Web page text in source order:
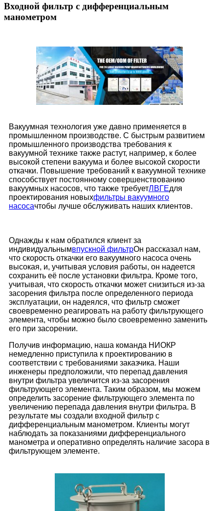
Входной фильтр с дифференциальным
манометром
Вакуумная технология уже давно применяется в
промышленном производстве. С быстрым развитием
промышленного производства требования к
вакуумной технике также растут, например, к более
высокой степени вакуума и более высокой скорости
откачки. Повышение требований к вакуумной технике
способствует постоянному совершенствованию
вакуумных насосов, что также требуетЛВГЕдля
проектирования новыхфильтры вакуумного
насосачтобы лучше обслуживать наших клиентов.
Однажды к нам обратился клиент за
индивидуальнымвпускной фильтрОн рассказал нам,
что скорость откачки его вакуумного насоса очень
высокая, и, учитывая условия работы, он надеется
сохранить её после установки фильтра. Кроме того,
учитывая, что скорость откачки может снизиться из-за
засорения фильтра после определенного периода
эксплуатации, он надеялся, что фильтр сможет
своевременно реагировать на работу фильтрующего
элемента, чтобы можно было своевременно заменить
его при засорении.
Получив информацию, наша команда НИОКР
немедленно приступила к проектированию в
соответствии с требованиями заказчика. Наши
инженеры предположили, что перепад давления
внутри фильтра увеличится из-за засорения
фильтрующего элемента. Таким образом, мы можем
определить засорение фильтрующего элемента по
увеличению перепада давления внутри фильтра. В
результате мы создали входной фильтр с
дифференциальным манометром. Клиенты могут
наблюдать за показаниями дифференциального
манометра и оперативно определять наличие засора в
фильтрующем элементе.